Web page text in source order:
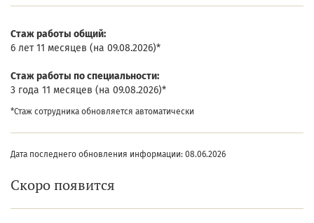
Cтаж работы общий:
6 лет 11 месяцев (на 09.08.2026)*
Cтаж работы по специальности:
3 года 11 месяцев (на 09.08.2026)*
*Стаж сотрудника обновляется автоматически
Дата последнего обновления информации: 08.06.2026
Скоро появится